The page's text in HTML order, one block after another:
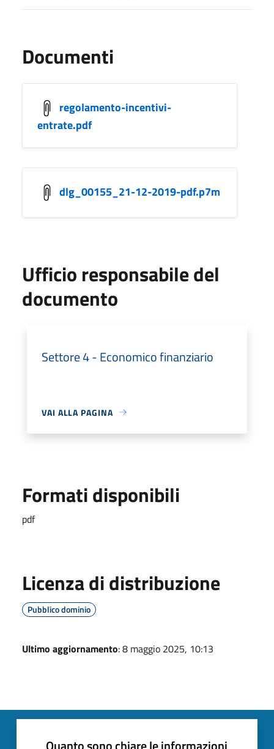
Documenti
regolamento-incentivi-
entrate.pdf
dlg_00155_21-12-2019-pdf.p7m
Ufficio responsabile del
documento
Settore 4 - Economico finanziario
VAI ALLA PAGINA
Formati disponibili
pdf
Licenza di distribuzione
Pubblico dominio
Ultimo aggiornamento: 8 maggio 2025, 10:13